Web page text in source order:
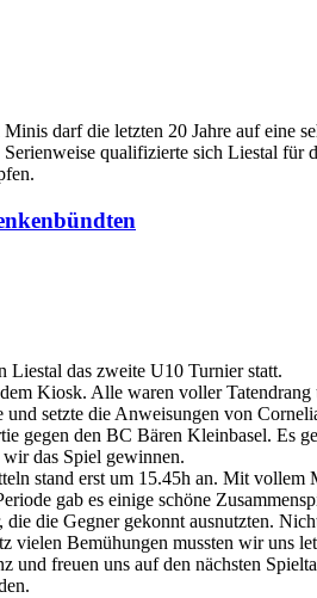
darf die letzten 20 Jahre auf eine
qualifizierte sich Liestal für
Liestal das zweite U10 Turnier statt.
Kiosk. Alle waren voller
setzte die Anweisungen von
gegen den BC Bären Kleinbasel. Es
das Spiel gewinnen.
stand erst um 15.45h an. Mit
gab es einige schöne
die Gegner gekonnt ausnutzten.
vielen Bemühungen mussten wir uns
und freuen uns auf den nächsten